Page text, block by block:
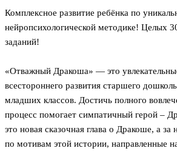
Комплексное развитие ребёнка по
нейропсихологической методике! Целых
заданий!
«Отважный Дракоша» — это
всестороннего развития старшего
младших классов. Достичь полного
процесс помогает симпатичный герой –
это новая сказочная глава о Дракоше, а за
по мотивам этой истории, направленные